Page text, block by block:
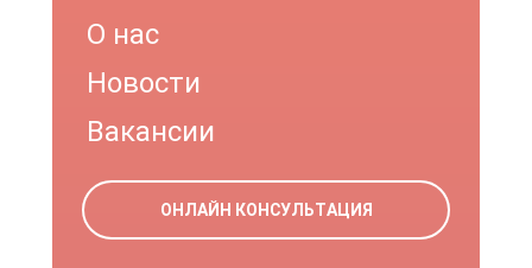
О нас
Новости
Вакансии
ОНЛАЙН КОНСУЛЬТАЦИЯ